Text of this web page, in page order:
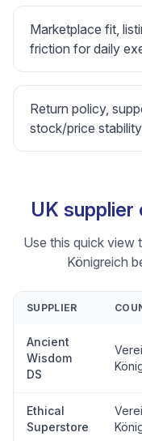
Marketplace fit,
friction for daily
Return policy,
stock/price
UK supplier
Use this quick view
Königreich
SUPPLIER
Ancient
Wisdom
DS
Ethical
Superstore